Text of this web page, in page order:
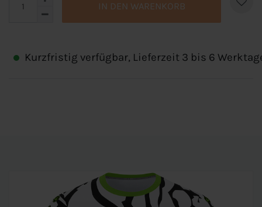
IN DEN WARENKORB
Kurzfristig verfügbar, Lieferzeit 3 bis 6